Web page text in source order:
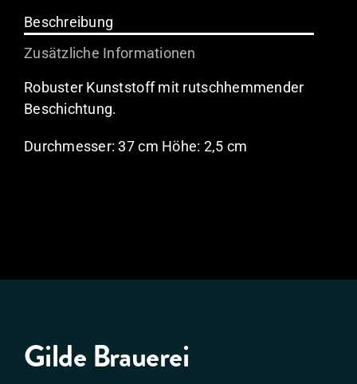
Beschreibung
Zusätzliche Informationen
Robuster Kunststoff mit rutschhemmender
Beschichtung.
Durchmesser: 37 cm Höhe: 2,5 cm
Gilde Brauerei